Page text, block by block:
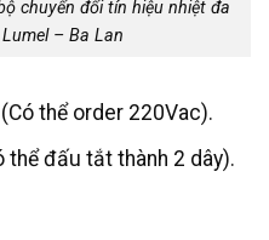
chuyển đổi tín hiệu nhiệt đa
– Ba Lan
thể order 220Vac).
thể đấu tắt thành 2 dây).